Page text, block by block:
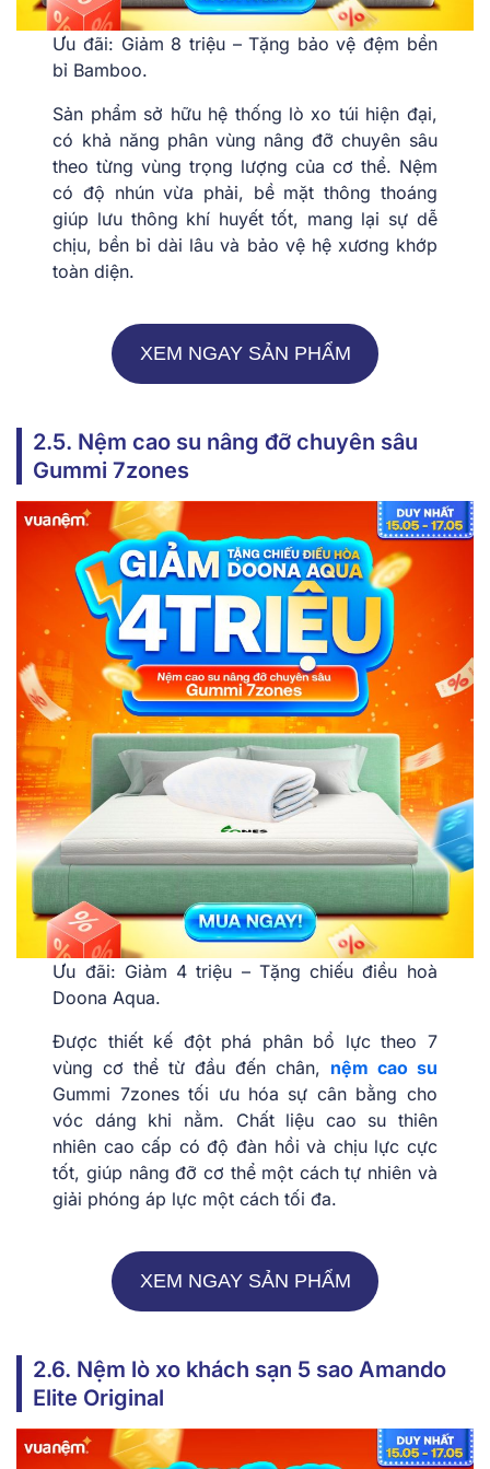
Ưu đãi: Giảm 8 triệu – Tặng bảo vệ đệm bền
bỉ Bamboo.
Sản phẩm sở hữu hệ thống lò xo túi hiện đại,
có khả năng phân vùng nâng đỡ chuyên sâu
theo từng vùng trọng lượng của cơ thể. Nệm
có độ nhún vừa phải, bề mặt thông thoáng
giúp lưu thông khí huyết tốt, mang lại sự dễ
chịu, bền bỉ dài lâu và bảo vệ hệ xương khớp
toàn diện.
XEM NGAY SẢN PHẨM
2.5. Nệm cao su nâng đỡ chuyên sâu
Gummi 7zones
Ưu đãi: Giảm 4 triệu – Tặng chiếu điều hoà
Doona Aqua.
Được thiết kế đột phá phân bổ lực theo 7
vùng cơ thể từ đầu đến chân, nệm cao su
Gummi 7zones tối ưu hóa sự cân bằng cho
vóc dáng khi nằm. Chất liệu cao su thiên
nhiên cao cấp có độ đàn hồi và chịu lực cực
tốt, giúp nâng đỡ cơ thể một cách tự nhiên và
giải phóng áp lực một cách tối đa.
XEM NGAY SẢN PHẨM
2.6. Nệm lò xo khách sạn 5 sao Amando
Elite Original